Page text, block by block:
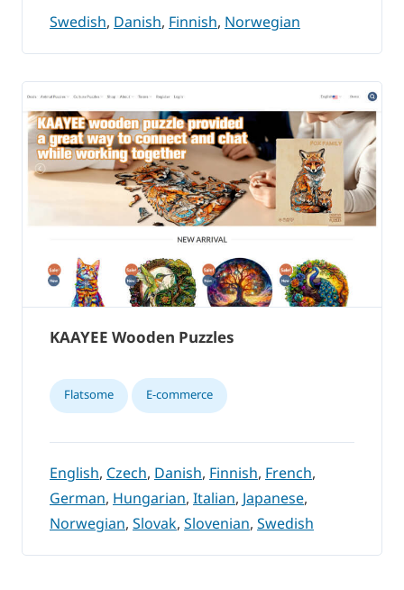
Swedish, Danish, Finnish, Norwegian
KAAYEE Wooden Puzzles
Flatsome E-commerce
English, Czech, Danish, Finnish, French,
German, Hungarian, Italian,Japanese,
Norwegian, Slovak, Slovenian, Swedish